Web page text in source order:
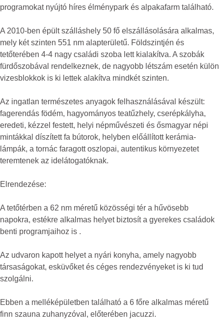
programokat nyújtó híres élménypark és alpakafarm található.
A 2010-ben épült szálláshely 50 fő elszállásolására alkalmas,
mely két szinten 551 nm alapterületű. Földszintjén és
tetőterében 4-4 nagy családi szoba lett kialakítva. A szobák
fürdőszobával rendelkeznek, de nagyobb létszám esetén külön
vizesblokkok is ki lettek alakítva mindkét szinten.
Az ingatlan természetes anyagok felhasználásával készült:
fagerendás födém, hagyományos teatűzhely, cserépkályha,
eredeti, kézzel festett, helyi népművészeti és ősmagyar népi
mintákkal díszített fa bútorok, helyben előállított kerámia-
lámpák, a tornác faragott oszlopai, autentikus környezetet
teremtenek az idelátogatóknak.
Elrendezése:
A tetőtérben a 62 nm méretű közösségi tér a hűvösebb
napokra, estékre alkalmas helyet biztosít a gyerekes családok
benti programjaihoz is .
Az udvaron kapott helyet a nyári konyha, amely nagyobb
társaságokat, esküvőket és céges rendezvényeket is ki tud
szolgálni.
Ebben a melléképületben található a 6 főre alkalmas méretű
finn szauna zuhanyzóval, előterében jacuzzi.